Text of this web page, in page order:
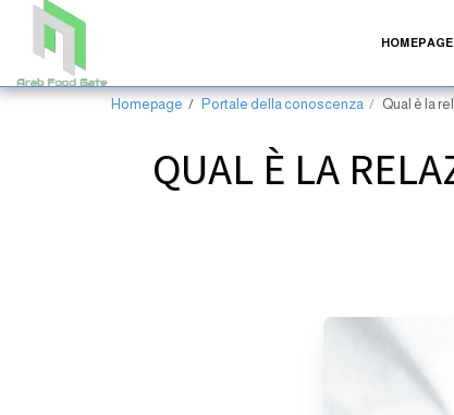
HOMEPAGE
Homepage Portale della conoscenza Qual è la
QUAL È LA